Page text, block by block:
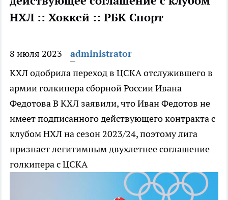
НХЛ :: Хоккей :: РБК Спорт
8 июля 2023
administrator
КХЛ одобрила переход в ЦСКА отслужившего в
армии голкипера сборной России Ивана
ФедотоваВ КХЛ заявили, что Иван Федотов не
имеет подписанного действующего контракта с
клубом НХЛ на сезон 2023/24, поэтому лига
признает легитимным двухлетнее соглашение
голкипера с ЦСКА